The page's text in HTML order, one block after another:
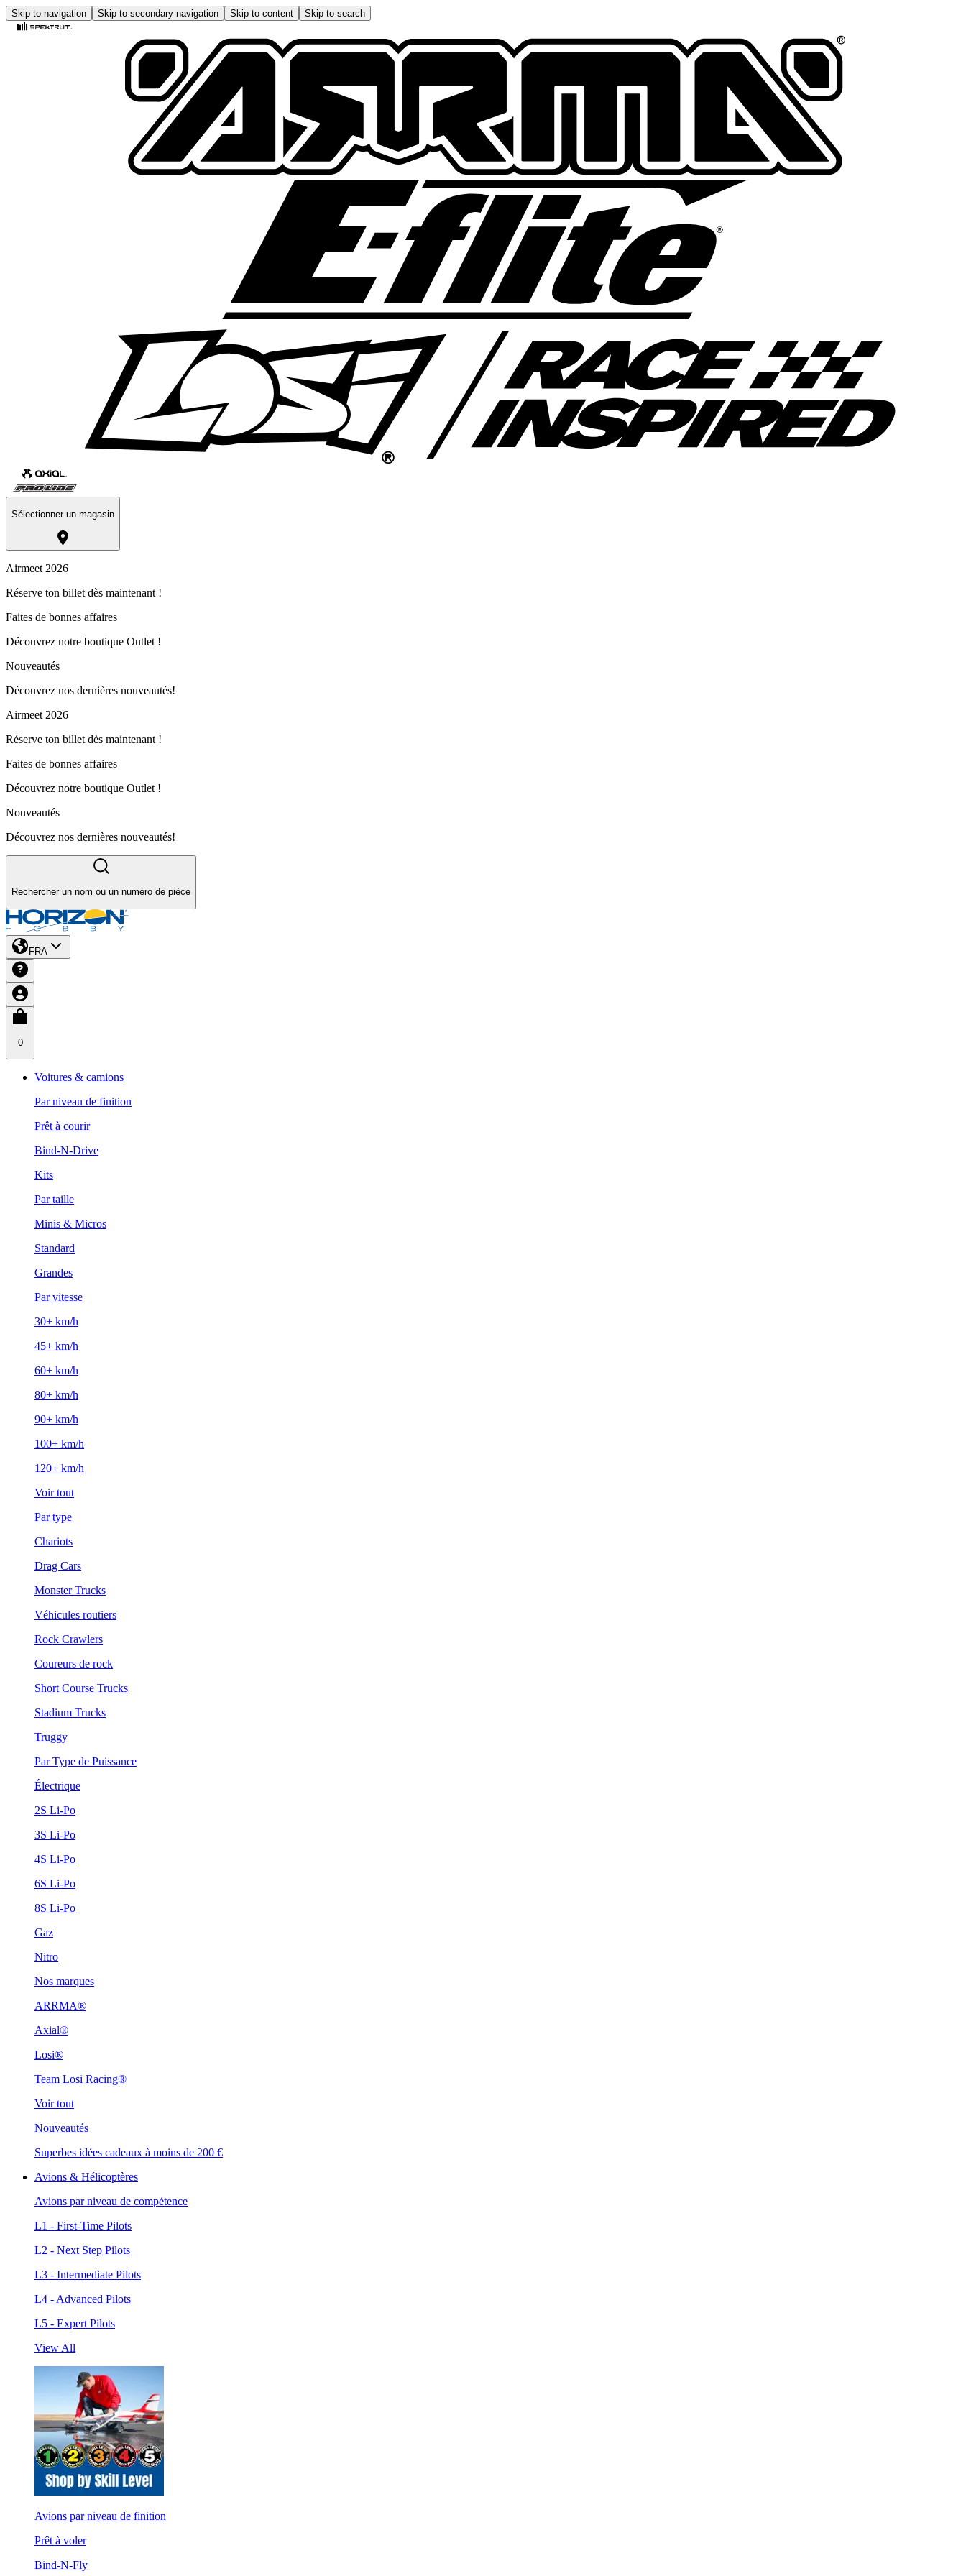
Skip to navigation Skip to secondary navigation Skip to content Skip to search
Sélectionner un magasin
Airmeet 2026
Réserve ton billet dès maintenant !
Faites de bonnes affaires
Découvrez notre boutique Outlet !
Nouveautés
Découvrez nos dernières nouveautés!
Airmeet 2026
Réserve ton billet dès maintenant !
Faites de bonnes affaires
Découvrez notre boutique Outlet !
Nouveautés
Découvrez nos dernières nouveautés!
Rechercher un nom ou un numéro de pièce
FRA
0
Voitures & camions
Par niveau de finition
Prêt à courir
Bind-N-Drive
Kits
Par taille
Minis & Micros
Standard
Grandes
Par vitesse
30+ km/h
45+ km/h
60+ km/h
80+ km/h
90+ km/h
100+ km/h
120+ km/h
Voir tout
Par type
Chariots
Drag Cars
Monster Trucks
Véhicules routiers
Rock Crawlers
Coureurs de rock
Short Course Trucks
Stadium Trucks
Truggy
Par Type de Puissance
Électrique
2S Li-Po
3S Li-Po
4S Li-Po
6S Li-Po
8S Li-Po
Gaz
Nitro
Nos marques
ARRMA®
Axial®
Losi®
Team Losi Racing®
Voir tout
Nouveautés
Superbes idées cadeaux à moins de 200 €
Avions & Hélicoptères
Avions par niveau de compétence
L1 - First-Time Pilots
L2 - Next Step Pilots
L3 - Intermediate Pilots
L4 - Advanced Pilots
L5 - Expert Pilots
View All
Avions par niveau de finition
Prêt à voler
Bind-N-Fly